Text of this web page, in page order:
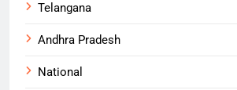
Telangana
Andhra Pradesh
National